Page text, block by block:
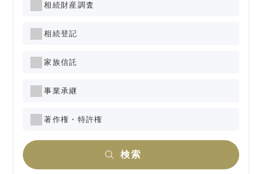
相続財産調査
相続登記
家族信託
事業承継
著作権・特許権
検索